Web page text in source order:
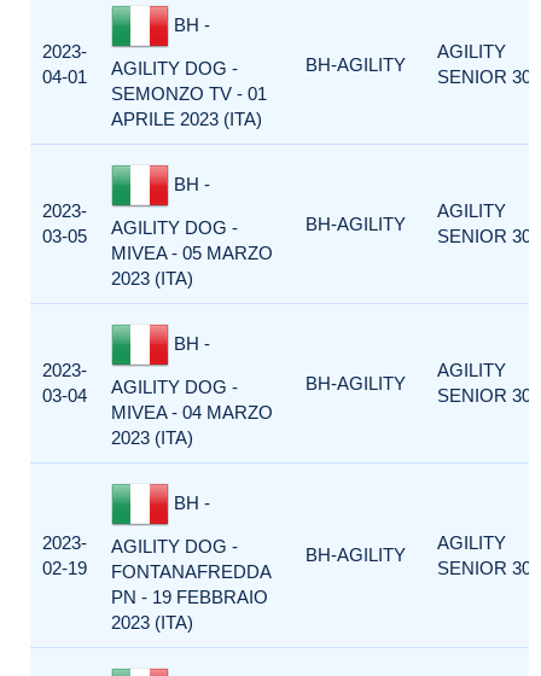
2023-
04-01
BH -
AGILITY DOG -
SEMONZO TV - 01
APRILE 2023 (ITA)
BH-AGILITY
AGILITY
SENIOR 300
2023-
03-05
BH -
AGILITY DOG -
MIVEA - 05 MARZO
2023 (ITA)
BH-AGILITY
AGILITY
SENIOR 300
2023-
03-04
BH -
AGILITY DOG -
MIVEA - 04 MARZO
2023 (ITA)
BH-AGILITY
AGILITY
SENIOR 300
2023-
02-19
BH -
AGILITY DOG -
FONTANAFREDDA
PN - 19 FEBBRAIO
2023 (ITA)
BH-AGILITY
AGILITY
SENIOR 300